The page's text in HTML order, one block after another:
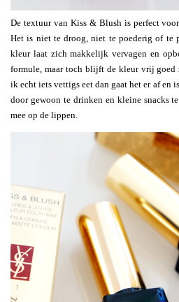
De textuur van Kiss & Blush is perfect
Het is niet te droog, niet te poederig of te
kleur laat zich makkelijk vervagen en
formule, maar toch blijft de kleur vrij
ik echt iets vettigs eet dan gaat het er af en
door gewoon te drinken en kleine snacks
mee op de lippen.